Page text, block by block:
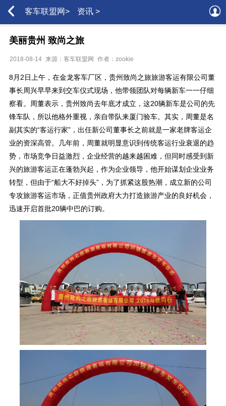
客车联盟网> 资讯 >
美丽贵州 致尚之旅
2018-08-14 来源：客车联盟网 作者：zookie
8月2日上午，在金龙客车厂区，贵州致尚之旅旅游客运有限公司董
事长周兴早早来到交车仪式现场，他带领团队对每辆新车一一仔细
察看。周董表示，贵州致尚去年底才成立，这20辆新车是公司的先
锋车队，所以他格外重视，亲自带队来厦门验车。其实，周董是名
副其实的“客运行家”，出任新公司董事长之前就是一家老牌客运企
业的资深高管。几年前，周董就明显意识到传统客运行业衰退的趋
势，市场竞争日益激烈，企业经营的越来越困难，但同时感受到新
兴的旅游客运正在蓬勃兴起，作为企业领导，他开始谋划企业业务
转型，但由于“船大不好掉头”，为了抓紧这股热潮，成立新的公司
专攻旅游客运市场，正值贵州政府大力打造旅游产业的良好机会，
迅速开启首批20辆中巴的订购。